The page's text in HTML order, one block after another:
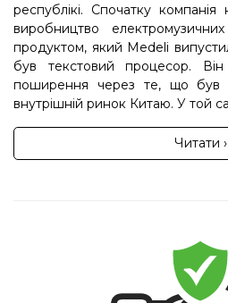
республікі. Спочатку
виробництво
продуктом, який Medeli
був текстовий процесор.
поширення через те, що був
внутрішній ринок Китаю. У той
Читати ›